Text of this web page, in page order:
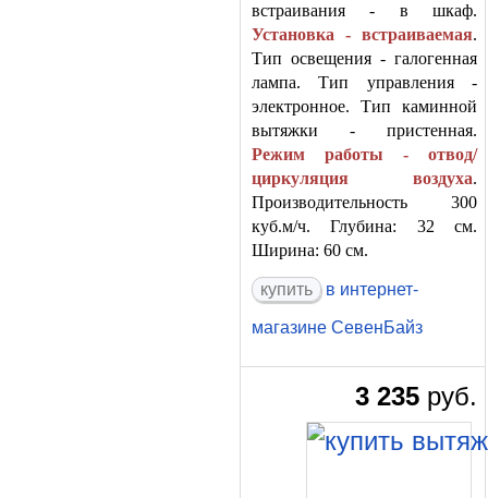
встраивания - в шкаф.
Установка - встраиваемая.
Тип освещения - галогенная
лампа. Тип управления -
электронное. Тип каминной
вытяжки - пристенная.
Режим работы - отвод/
циркуляция воздуха.
Производительность 300
куб.м/ч. Глубина: 32 см.
Ширина: 60 см.
в интернет-
магазине СевенБайз
3 235 руб.